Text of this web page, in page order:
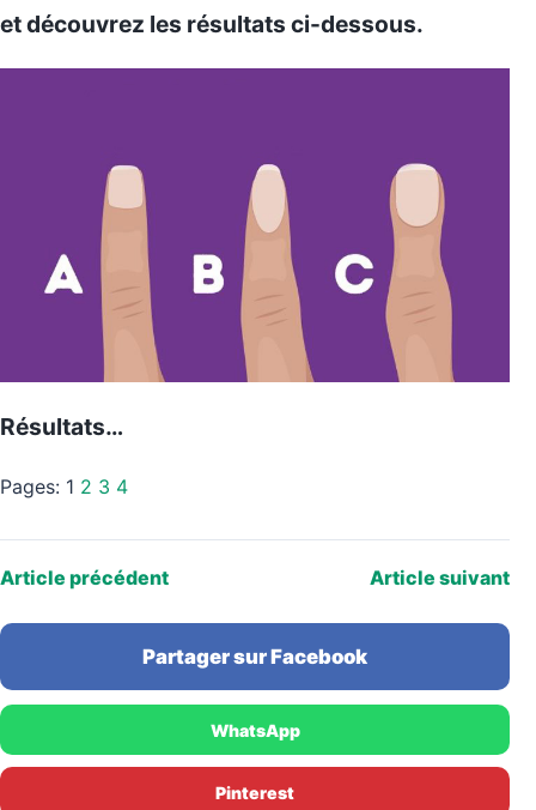
et découvrez les résultats ci-dessous.
Résultats…
Pages: 1 2 3 4
Article précédent Article suivant
Partager sur Facebook
WhatsApp
Pinterest